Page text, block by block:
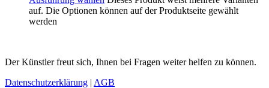
auf. Die Optionen können auf der Produktseite gewählt
werden
Der Künstler freut sich, Ihnen bei Fragen weiter helfen zu können.
Datenschutzerklärung | AGB